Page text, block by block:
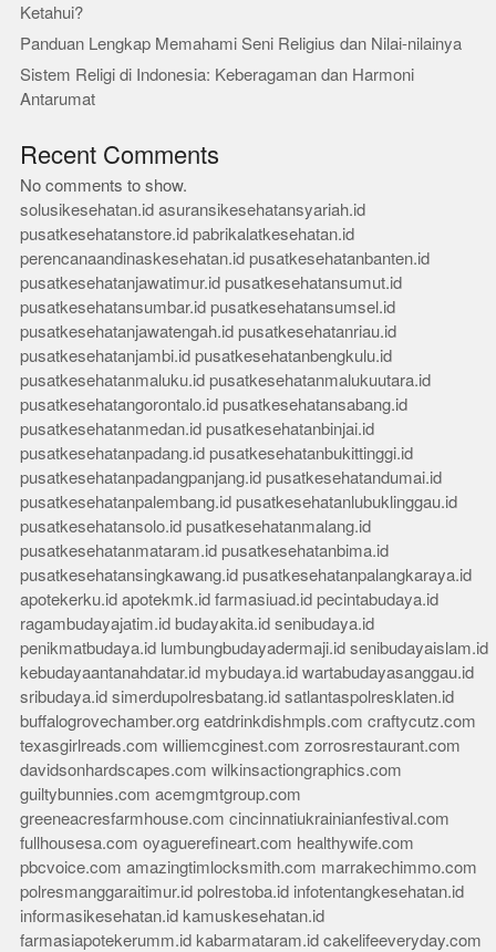
Ketahui?
Panduan Lengkap Memahami Seni Religius dan Nilai-nilainya
Sistem Religi di Indonesia: Keberagaman dan Harmoni
Antarumat
Recent Comments
No comments to show.
solusikesehatan.id asuransikesehatansyariah.id
pusatkesehatanstore.id pabrikalatkesehatan.id
perencanaandinaskesehatan.id pusatkesehatanbanten.id
pusatkesehatanjawatimur.id pusatkesehatansumut.id
pusatkesehatansumbar.id pusatkesehatansumsel.id
pusatkesehatanjawatengah.id pusatkesehatanriau.id
pusatkesehatanjambi.id pusatkesehatanbengkulu.id
pusatkesehatanmaluku.id pusatkesehatanmalukuutara.id
pusatkesehatangorontalo.id pusatkesehatansabang.id
pusatkesehatanmedan.id pusatkesehatanbinjai.id
pusatkesehatanpadang.id pusatkesehatanbukittinggi.id
pusatkesehatanpadangpanjang.id pusatkesehatandumai.id
pusatkesehatanpalembang.id pusatkesehatanlubuklinggau.id
pusatkesehatansolo.id pusatkesehatanmalang.id
pusatkesehatanmataram.id pusatkesehatanbima.id
pusatkesehatansingkawang.id pusatkesehatanpalangkaraya.id
apotekerku.id apotekmk.id farmasiuad.id pecintabudaya.id
ragambudayajatim.id budayakita.id senibudaya.id
penikmatbudaya.id lumbungbudayadermaji.id senibudayaislam.id
kebudayaantanahdatar.id mybudaya.id wartabudayasanggau.id
sribudaya.id simerdupolresbatang.id satlantaspolresklaten.id
buffalogrovechamber.org eatdrinkdishmpls.com craftycutz.com
texasgirlreads.com williemcginest.com zorrosrestaurant.com
davidsonhardscapes.com wilkinsactiongraphics.com
guiltybunnies.com acemgmtgroup.com
greeneacresfarmhouse.com cincinnatiukrainianfestival.com
fullhousesa.com oyaguerefineart.com healthywife.com
pbcvoice.com amazingtimlocksmith.com marrakechimmo.com
polresmanggaraitimur.id polrestoba.id infotentangkesehatan.id
informasikesehatan.id kamuskesehatan.id
farmasiapotekerumm.id kabarmataram.id cakelifeeveryday.com